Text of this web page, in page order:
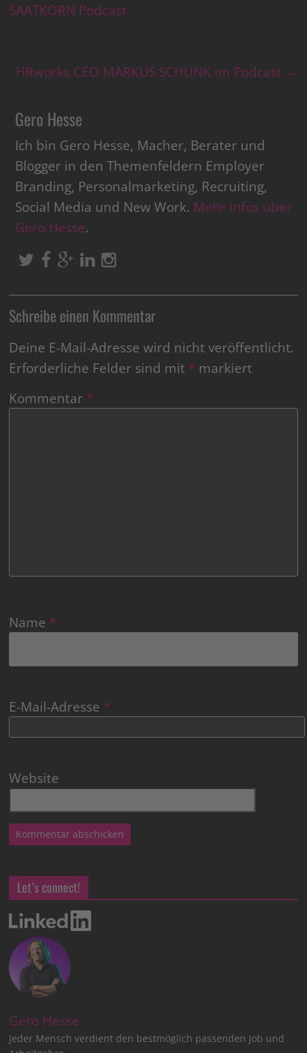
SAATKORN Podcast
HRworks CEO MARKUS SCHUNK im Podcast →
Gero Hesse
Ich bin Gero Hesse, Macher, Berater und
Blogger in den Themenfeldern Employer
Branding, Personalmarketing, Recruiting,
Social Media und New Work. Mehr Infos über
Gero Hesse.
Schreibe einen Kommentar
Deine E-Mail-Adresse wird nicht veröffentlicht.
Erforderliche Felder sind mit * markiert
Kommentar *
Name *
E-Mail-Adresse *
Website
Let’s connect!
Gero Hesse
Jeder Mensch verdient den bestmöglich passenden Job und